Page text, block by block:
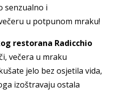
senzualno i
u potpunom mraku!
restorana Radicchio
večera u mraku
jelo bez osjetila vida,
izoštravaju ostala